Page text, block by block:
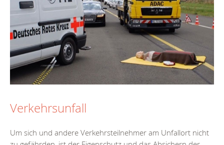
Verkehrsunfall
Um sich und andere Verkehrsteilnehmer am Unfallort nicht